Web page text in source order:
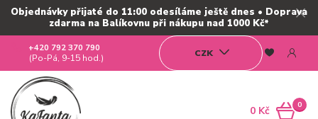
Objednávky přijaté do 11:00 odesíláme ještě dnes • Doprava
zdarma na Balíkovnu při nákupu nad 1000 Kč*
CZK
+420 792 370 790
(Po-Pá, 9-15 hod.)
0
0 Kč